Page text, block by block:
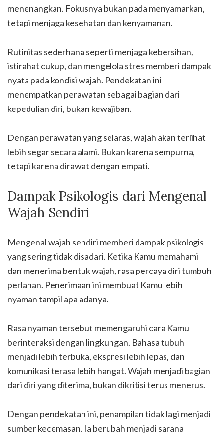
menenangkan. Fokusnya bukan pada menyamarkan,
tetapi menjaga kesehatan dan kenyamanan.
Rutinitas sederhana seperti menjaga kebersihan,
istirahat cukup, dan mengelola stres memberi dampak
nyata pada kondisi wajah. Pendekatan ini
menempatkan perawatan sebagai bagian dari
kepedulian diri, bukan kewajiban.
Dengan perawatan yang selaras, wajah akan terlihat
lebih segar secara alami. Bukan karena sempurna,
tetapi karena dirawat dengan empati.
Dampak Psikologis dari Mengenal
Wajah Sendiri
Mengenal wajah sendiri memberi dampak psikologis
yang sering tidak disadari. Ketika Kamu memahami
dan menerima bentuk wajah, rasa percaya diri tumbuh
perlahan. Penerimaan ini membuat Kamu lebih
nyaman tampil apa adanya.
Rasa nyaman tersebut memengaruhi cara Kamu
berinteraksi dengan lingkungan. Bahasa tubuh
menjadi lebih terbuka, ekspresi lebih lepas, dan
komunikasi terasa lebih hangat. Wajah menjadi bagian
dari diri yang diterima, bukan dikritisi terus menerus.
Dengan pendekatan ini, penampilan tidak lagi menjadi
sumber kecemasan. Ia berubah menjadi sarana